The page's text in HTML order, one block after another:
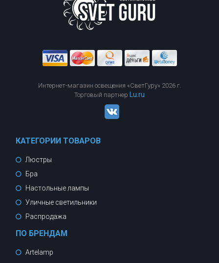
Интернет-магазин освещения «СветГуру» 2026 г.
Торговый партнер Lu.ru
КАТЕГОРИИ ТОВАРОВ
Люстры
Бра
Настольные лампы
Уличные светильники
Распродажа
ПО БРЕНДАМ
Artelamp